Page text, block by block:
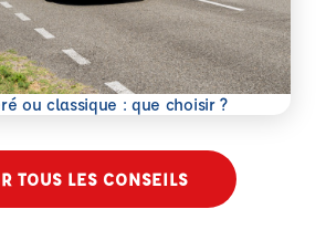
ou classique : que choisir ?
TOUS LES CONSEILS